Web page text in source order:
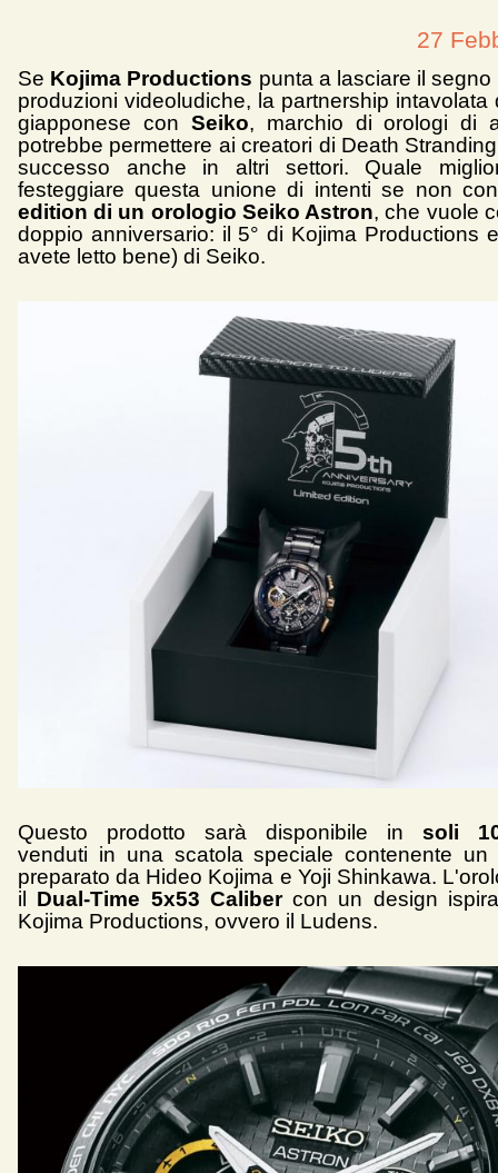
27
Se Kojima Productions punta a lasciare il
produzioni videoludiche, la partnership intavolata
giapponese con Seiko, marchio di orologi di
potrebbe permettere ai creatori di Death
successo anche in altri settori. Quale
festeggiare questa unione di intenti se non
edition di un orologio Seiko Astron, che vuole
doppio anniversario: il 5° di Kojima Productions
avete letto bene) di Seiko.
Questo prodotto sarà disponibile in soli
venduti in una scatola speciale contenente un
preparato da Hideo Kojima e Yoji Shinkawa.
il Dual-Time 5x53 Calibercon un design
Kojima Productions, ovvero il Ludens.